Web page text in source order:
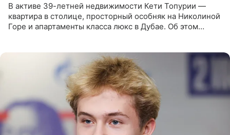
В активе 39-летней недвижимости Кети Топурии —
квартира в столице, просторный особняк на Николиной
Горе и апартаменты класса люкс в Дубае. Об этом